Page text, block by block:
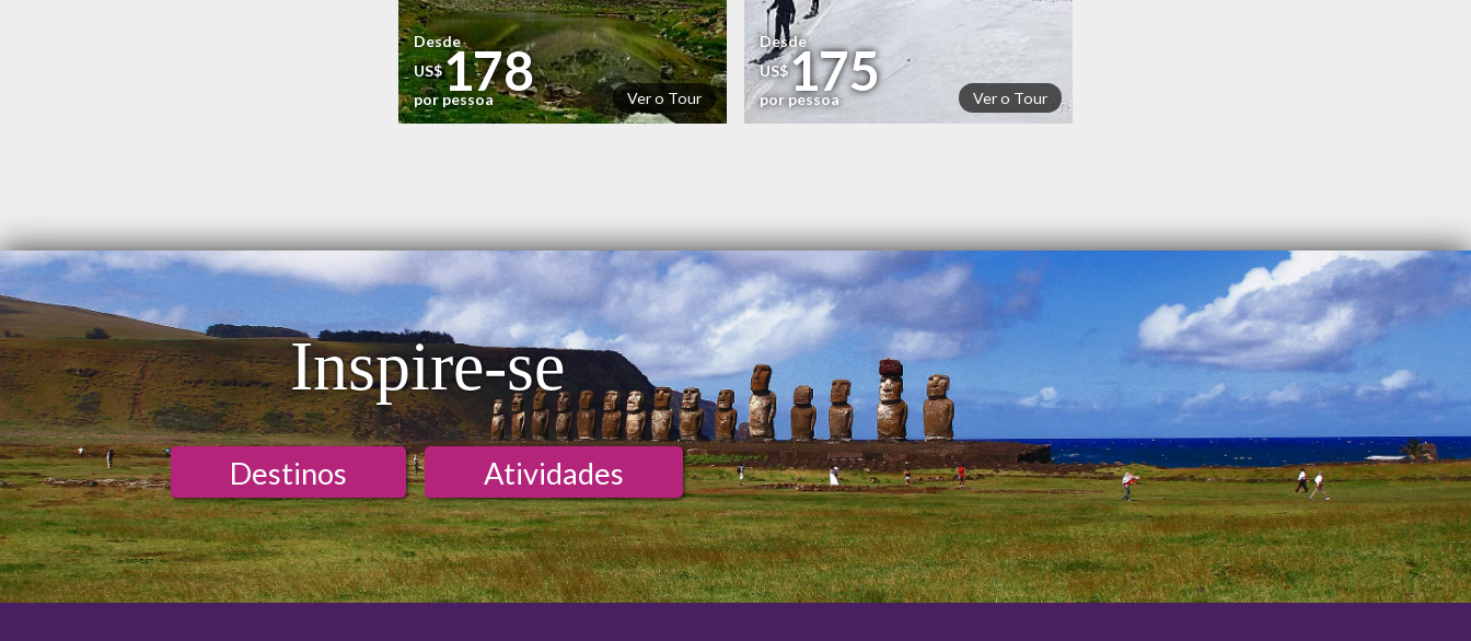
Ver o Tour
Desde
US$178
por pessoa Ver o Tour
Desde
US$175
por pessoa
Inspire-se
Destinos Atividades